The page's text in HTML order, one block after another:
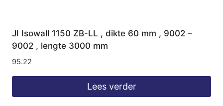
JI Isowall 1150 ZB-LL , dikte 60 mm , 9002 –
9002 , lengte 3000 mm
95.22
Lees verder